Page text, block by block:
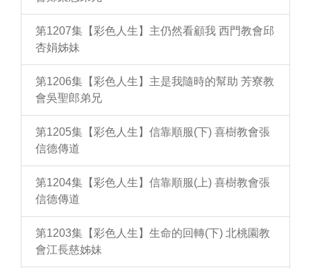
第1207集【彩色人生】主仍然看顧我 西門教會邱
杏娟姊妹
第1206集【彩色人生】主是我隨時的幫助 芳寮教
會吳聖郎弟兄
第1205集【彩色人生】信靠順服(下) 喜樹教會張
信德傳道
第1204集【彩色人生】信靠順服(上) 喜樹教會張
信德傳道
第1203集【彩色人生】生命的回轉(下) 北桃園教
會江長慈姊妹